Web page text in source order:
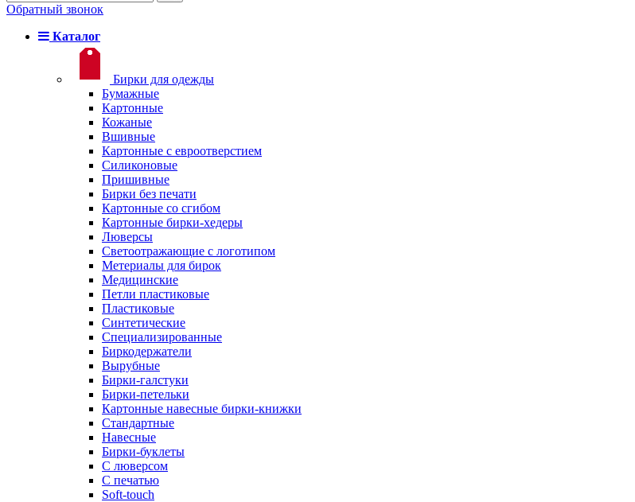
Обратный звонок
Каталог
Бирки для одежды
Бумажные
Картонные
Кожаные
Вшивные
Картонные с евроотверстием
Силиконовые
Пришивные
Бирки без печати
Картонные со сгибом
Картонные бирки-хедеры
Люверсы
Светоотражающие с логотипом
Метериалы для бирок
Медицинские
Петли пластиковые
Пластиковые
Синтетические
Специализированные
Биркодержатели
Вырубные
Бирки-галстуки
Бирки-петельки
Картонные навесные бирки-книжки
Стандартные
Навесные
Бирки-буклеты
С люверсом
С печатью
Soft-touch